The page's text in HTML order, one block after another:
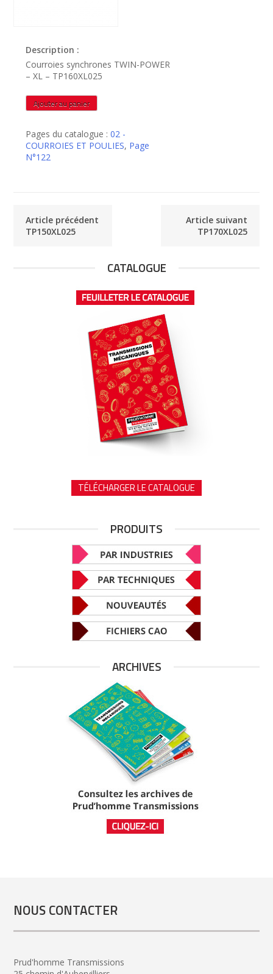
Description :
Courroies synchrones TWIN-POWER
– XL – TP160XL025
quantité
de
Ajouter au panier
Pages du catalogue :02 -
COURROIES ET POULIES, Page
N°122
Article précédent
TP150XL025
Article suivant
TP170XL025
CATALOGUE
TÉLÉCHARGER LE CATALOGUE
PRODUITS
ARCHIVES
NOUS CONTACTER
Prud'homme Transmissions